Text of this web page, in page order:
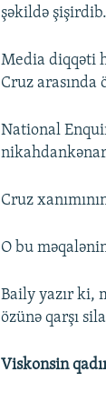
şəkildə şişirdib.
Media diqqəti
Cruz arasında
National
Cruz
O bu
Baily yazır ki,
özünə qarşı
Viskonsin